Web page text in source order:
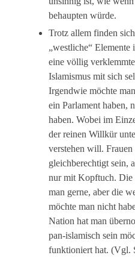
behaupten würde.
Trotz allem finden
„westliche“
eine völlig
Islamismus mit sich
Irgendwie möchte
ein Parlament haben,
haben. Wobei im
der reinen Willkür
verstehen will.
gleichberechtigt sein,
nur mit Kopftuch. Die
man gerne, aber die
möchte man nicht
Nation hat man
pan-islamisch sein
funktioniert hat. (Vgl.